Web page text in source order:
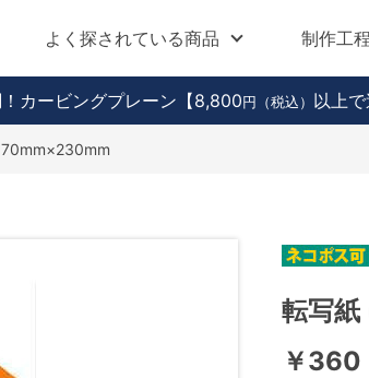
よく探されている商品 制作工
カービングプレーン 【8,800 円（税込） 以上で
転写
￥360